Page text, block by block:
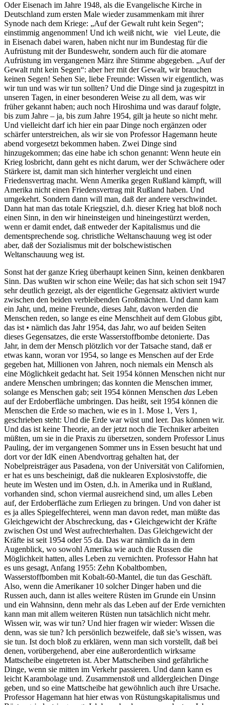
Oder Eisenach im Jahre 1948, als die Evangelische Kirche in
Deutschland zum ersten Male wieder zusammenkam mit ihrer
Synode nach dem Kriege: „Auf der Gewalt ruht kein Segen“;
einstimmig angenommen! Und ich weiß nicht, wie viel Leute, die
in Eisenach dabei waren, haben nicht nur im Bundestag für die
Aufrüstung mit der Bundeswehr, sondern auch für die atomare
Aufrüstung im vergangenen März ihre Stimme abgegeben. „Auf der
Gewalt ruht kein Segen“: aber her mit der Gewalt, wir brauchen
keinen Segen! Sehen Sie, liebe Freunde: Wissen wir eigentlich, was
wir tun und was wir tun sollten? Und die Dinge sind ja zugespitzt in
unseren Tagen, in einer besonderen Weise zu all dem, was wir
früher gekannt haben; auch noch Hiroshima und was darauf folgte,
bis zum Jahre – ja, bis zum Jahre 1954, gilt ja heute so nicht mehr.
Und vielleicht darf ich hier ein paar Dinge noch ergänzen oder
schärfer unterstreichen, als wir sie von Professor Hagemann heute
abend vorgesetzt bekommen haben. Zwei Dinge sind
hinzugekommen; das eine habe ich schon genannt: Wenn heute ein
Krieg losbricht, dann geht es nicht darum, wer der Schwächere oder
Stärkere ist, damit man sich hinterher vergleicht und einen
Friedensvertrag macht. Wenn Amerika gegen Rußland kämpft, will
Amerika nicht einen Friedensvertrag mit Rußland haben. Und
umgekehrt. Sondern dann will man, daß der andere verschwindet.
Dann hat man das totale Kriegsziel, d.h. dieser Krieg hat bloß noch
einen Sinn, in den wir hineinsteigen und hineingestürzt werden,
wenn er damit endet, daß entweder der Kapitalismus und die
dementsprechende sog. christliche Weltanschauung weg ist oder
aber, daß der Sozialismus mit der bolschewistischen
Weltanschauung weg ist.
Sonst hat der ganze Krieg überhaupt keinen Sinn, keinen denkbaren
Sinn. Das wußten wir schon eine Weile; das hat sich schon seit 1947
sehr deutlich gezeigt, als der eigentliche Gegensatz aktiviert wurde
zwischen den beiden verbleibenden Großmächten. Und dann kam
ein Jahr, und, meine Freunde, dieses Jahr, davon werden die
Menschen reden, so lange es eine Menschheit auf dem Globus gibt,
das ist • nämlich das Jahr 1954, das Jahr, wo auf beiden Seiten
dieses Gegensatzes, die erste Wasserstoffbombe detonierte. Das
Jahr, in dem der Mensch plötzlich vor der Tatsache stand, daß er
etwas kann, woran vor 1954, so lange es Menschen auf der Erde
gegeben hat, Millionen von Jahren, noch niemals ein Mensch als
eine Möglichkeit gedacht hat. Seit 1954 können Menschen nicht nur
andere Menschen umbringen; das konnten die Menschen immer,
solange es Menschen gab; seit 1954 können Menschen das Leben
auf der Erdoberfläche umbringen. Das heißt, seit 1954 können die
Menschen die Erde so machen, wie es in 1. Mose 1, Vers 1,
geschrieben steht: Und die Erde war wüst und leer. Das können wir.
Und das ist keine Theorie, an der jetzt noch die Techniker arbeiten
müßten, um sie in die Praxis zu übersetzen, sondern Professor Linus
Pauling, der im vergangenen Sommer uns in Essen besucht hat und
dort vor der IdK einen Abendvortrag gehalten hat, der
Nobelpreisträger aus Pasadena, von der Universität von Californien,
er hat es uns bescheinigt, daß die nuklearen Explosivstoffe, die
heute im Westen und im Osten, d.h. in Amerika und in Rußland,
vorhanden sind, schon viermal ausreichend sind, um alles Leben
auf, der Erdoberfläche zum Erliegen zu bringen. Und von daher ist
es ja alles Spiegelfechterei, wenn man davon redet, man müßte das
Gleichgewicht der Abschreckung, das • Gleichgewicht der Kräfte
zwischen Ost und West aufrechterhalten. Das Gleichgewicht der
Kräfte ist seit 1954 oder 55 da. Das war nämlich da in dem
Augenblick, wo sowohl Amerika wie auch die Russen die
Möglichkeit hatten, alles Leben zu vernichten. Professor Hahn hat
es uns gesagt, Anfang 1955: Zehn Kobaltbomben,
Wasserstoffbomben mit Kobalt-60-Mantel, die tun das Geschäft.
Also, wenn die Amerikaner 10 solcher Dinger haben und die
Russen auch, dann ist alles weitere Rüsten im Grunde ein Unsinn
und ein Wahnsinn, denn mehr als das Leben auf der Erde vernichten
kann man mit allem weiteren Rüsten nun tatsächlich nicht mehr.
Wissen wir, was wir tun? Und hier fragen wir wieder: Wissen die
denn, was sie tun? Ich persönlich bezweifele, daß sie’s wissen, was
sie tun. Ist doch bloß zu erklären, wenn man sich vorstellt, daß bei
denen, vorübergehend, aber eine außerordentlich wirksame
Mattscheibe eingetreten ist. Aber Mattscheiben sind gefährliche
Dinge, wenn sie mitten im Verkehr passieren. Und dann kann es
leicht Karambolage und. Zusammenstoß und alldergleichen Dinge
geben, und so eine Mattscheibe hat gewöhnlich auch ihre Ursache.
Professor Hagemann hat hier etwas von Rüstungskapitalismus und